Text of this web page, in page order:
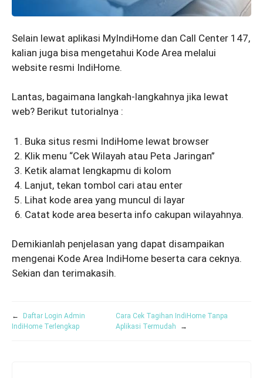
Selain lewat aplikasi MyIndiHome dan Call Center 147,
kalian juga bisa mengetahui Kode Area melalui
website resmi IndiHome.
Lantas, bagaimana langkah-langkahnya jika lewat
web? Berikut tutorialnya :
Buka situs resmi IndiHome lewat browser
Klik menu “Cek Wilayah atau Peta Jaringan”
Ketik alamat lengkapmu di kolom
Lanjut, tekan tombol cari atau enter
Lihat kode area yang muncul di layar
Catat kode area beserta info cakupan wilayahnya.
Demikianlah penjelasan yang dapat disampaikan
mengenai Kode Area IndiHome beserta cara ceknya.
Sekian dan terimakasih.
←
Daftar Login Admin
IndiHome Terlengkap
Cara Cek Tagihan IndiHome Tanpa
Aplikasi Termudah
→